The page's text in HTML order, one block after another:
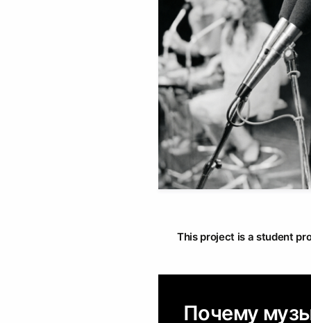
This project is a student
Почему